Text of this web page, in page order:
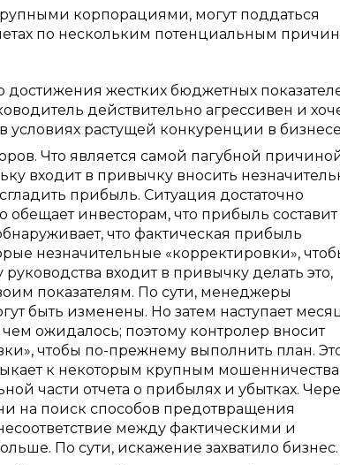
корпорациями, могут поддаться
по нескольким потенциальным
жестких бюджетных
действительно агрессивен и
растущей конкуренции в
Что является самой пагубной
входит в привычку вносить
прибыль. Ситуация достаточно
инвесторам, что прибыль составит
что фактическая прибыль
незначительные «корректировки»,
входит в привычку делать это,
показателям. По сути, менеджеры
быть изменены. Но затем наступает
ожидалось; поэтому контролер вносит
чтобы по-прежнему выполнить план.
к некоторым крупным
части отчета о прибылях и убытках.
на поиск способов предотвращения
между фактическими и
По сути, искажение захватило бизнес.